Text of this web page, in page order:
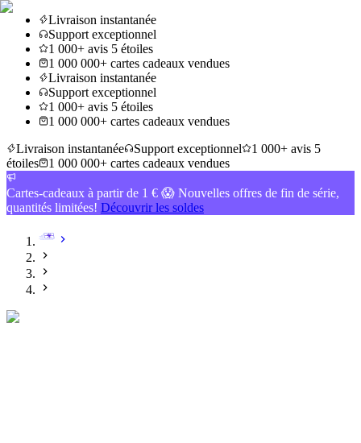
Livraison instantanée
Support exceptionnel
1 000+ avis 5 étoiles
1 000 000+ cartes cadeaux vendues
Livraison instantanée
Support exceptionnel
1 000+ avis 5 étoiles
1 000 000+ cartes cadeaux vendues
Livraison instantanée
Support exceptionnel
1 000+ avis 5
étoiles
1 000 000+ cartes cadeaux vendues
Cartes-cadeaux à partir de 1 € 😱 Nouvelles offres de fin de série,
quantités limitées! Découvrir les soldes